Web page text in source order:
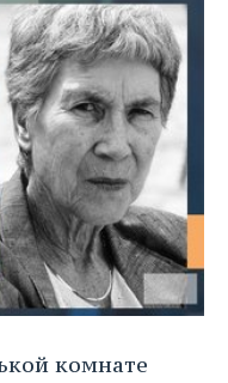
комнате